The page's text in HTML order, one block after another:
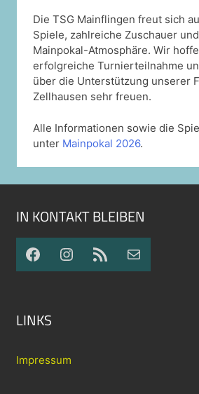
Die TSG Mainflingen freut sich
Spiele, zahlreiche Zuschauer
Mainpokal-Atmosphäre. Wir
erfolgreiche Turnierteilnahme
über die Unterstützung unserer
Zellhausen sehr freuen.
Alle Informationen sowie die
unter Mainpokal 2026.
IN KONTAKT BLEIBEN
Facebook Instagram RSS-Feed E-Mail
LINKS
Impressum